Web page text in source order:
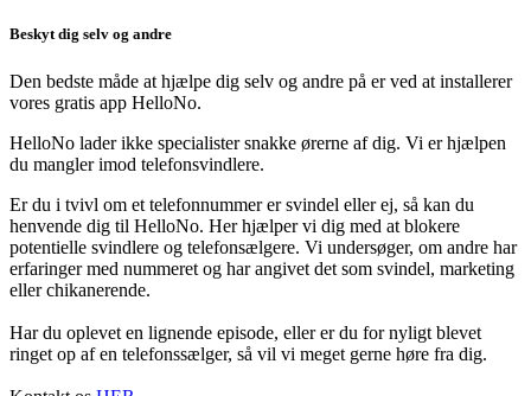
Beskyt dig selv og andre
Den bedste måde at hjælpe dig selv og andre på er ved at installerer
vores gratis app HelloNo.
HelloNo lader ikke specialister snakke ørerne af dig. Vi er hjælpen
du mangler imod telefonsvindlere.
Er du i tvivl om et telefonnummer er svindel eller ej, så kan du
henvende dig til HelloNo. Her hjælper vi dig med at blokere
potentielle svindlere og telefonsælgere. Vi undersøger, om andre har
erfaringer med nummeret og har angivet det som svindel, marketing
eller chikanerende.
Har du oplevet en lignende episode, eller er du for nyligt blevet
ringet op af en telefonssælger, så vil vi meget gerne høre fra dig.